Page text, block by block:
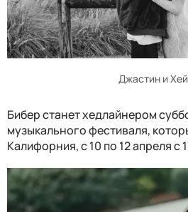
Джастин и
Бибер станет хедлайнером
музыкального фестиваля,
Калифорния, с 10 по 12 апреля с